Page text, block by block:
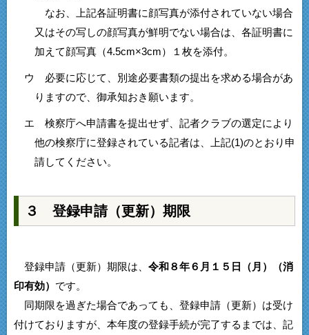
なお、上記各証明書に顔写真が添付されていない場合
又はその写しの顔写真が鮮明でない場合は、各証明書に
加えて顔写真（4.5cm×3cm）１枚を添付。
ウ 必要に応じて、別途必要書類の提出を求める場合があ
りますので、御承知おき願います。
エ 検察庁へ申請書を提出せず、記者クラブの選定により
他の検察庁に登録されている記者は、上記(1)のとおり申
請してください。
３ 登録申請（更新）期限
登録申請（更新）期限は、 令和８年６月１５日（月）（消
印有効） です。
同期限を過ぎた場合であっても、登録申請（更新）は受け
付けておりますが、本年度の登録手続が完了するまでは、記